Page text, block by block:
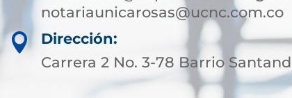
notariaunicarosas@ucnc.com.co

Dirección:
Carrera 2 No. 3-78 Barrio